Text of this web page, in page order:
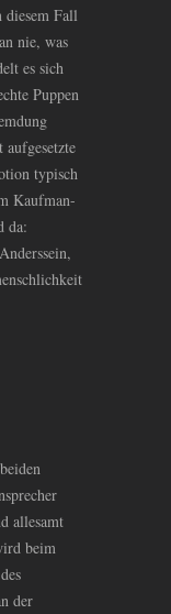
diesem Fall
nie, was
es sich
Puppen
typisch
Kaufman-
da:
allesamt
beim
der